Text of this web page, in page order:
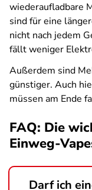
wiederaufladbare
sind für eine
nicht nach jedem
fällt weniger
Außerdem sind
günstiger. Auch
müssen am Ende
FAQ: Die
Einweg-
Darf ich